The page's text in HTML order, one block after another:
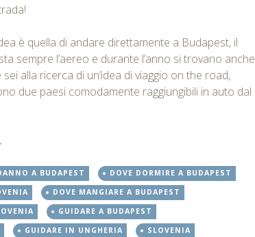
è quella di andare direttamente a Budapest, il
sempre l’aereo e durante l’anno si trovano anche
alla ricerca di un’idea di viaggio on the road,
due paesi comodamente raggiungibili in auto dal
A BUDAPEST
DOVE DORMIRE A BUDAPEST
DOVE MANGIARE A BUDAPEST
GUIDARE A BUDAPEST
GUIDARE IN UNGHERIA SLOVENIA